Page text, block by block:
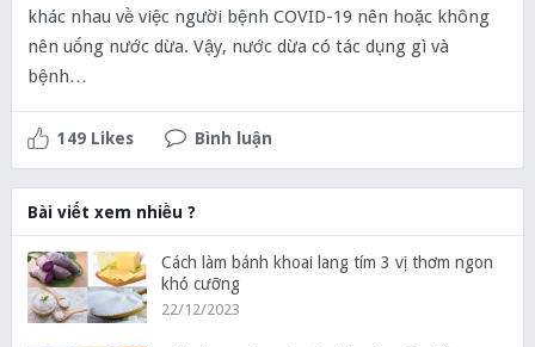
khác nhau về việc người bệnh COVID-19 nên hoặc không
nên uống nước dừa. Vậy, nước dừa có tác dụng gì và
bệnh…
149 Likes Bình luận
Bài viết xem nhiều ?
Cách làm bánh khoai lang tím 3 vị thơm ngon
khó cưỡng
22/12/2023